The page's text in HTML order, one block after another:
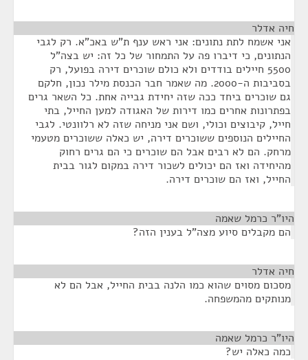
חיה אדלר
אני אשמח לתת נתונים: אני ראש ענף ת"ש באכ"א. רק לגבי
הנתונים, כי דיברו פה על התמחור של כל זה: יש בצה"ל
5500 חיילים בודדים ולא כולם שוכרים דירה בפועל, רק
בסביבות ה-2000. מה שאמר חבר הכנסת מילר נכון, חלקם
גם שוכרים ביחד ככה שזה יחידת גבייה אחת. כל השאר גרים
בפתרונות אחרים כמו דירות של האגודה למען החייל, בתי
חייל, קיבוצים וכולי, ושם אני מניחה שזה לא רלוונטי. לגבי
החיילים הנוספים ששוכרים דירה, יש כאלה ששוכרים מטעמי
מרחק. הם לא רבים אבל הם שוכרים כי הם גרים רחוק
מהיחידה ואז הם יכולים לשכור דירה במקום לגור בבית
החייל, ואז הם שוכרים דירה.
היו"ר כרמל שאמה
הם מקבלים סיוע מצה"ל בענין הזה?
חיה אדלר
מסכום מסוים שהוא כמו הלנה בבית החייל, אבל הם לא
מנותקים מהמשפחה.
היו"ר כרמל שאמה
כמה כאלה יש?